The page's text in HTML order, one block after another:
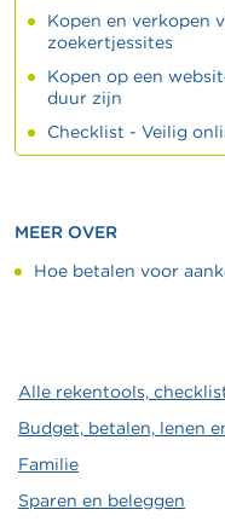
Kopen en verkopen
zoekertjessites
Kopen op een
duur zijn
Checklist - Veilig
MEER OVER
Hoe betalen voor
Alle rekentools,
Budget, betalen, lenen
Familie
Sparen en beleggen